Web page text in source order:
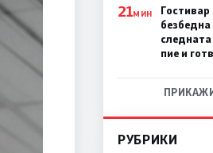
21МИН
Гостивар
пие и
РУБРИКИ